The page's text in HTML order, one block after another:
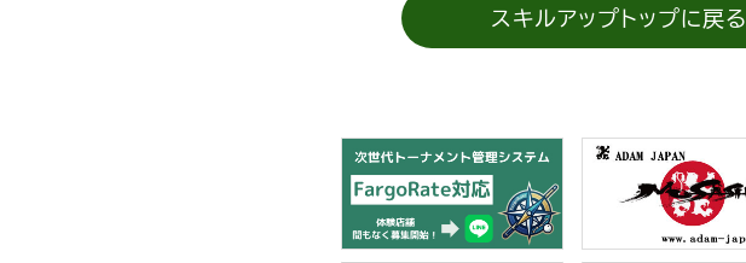
スキルアップトップに戻る